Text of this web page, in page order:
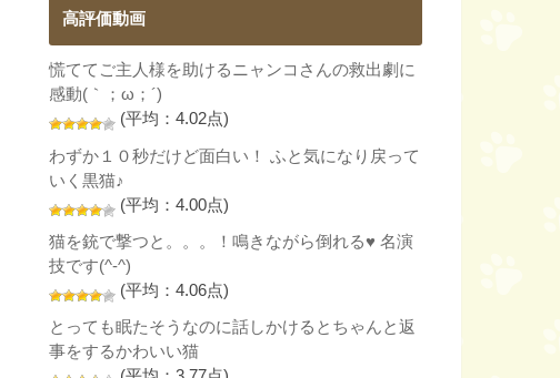
高評価動画
慌ててご主人様を助けるニャンコさんの救出劇に
感動(｀；ω；´)
(平均：4.02点)
わずか１０秒だけど面白い！ ふと気になり戻って
いく黒猫♪
(平均：4.00点)
猫を銃で撃つと。。。！鳴きながら倒れる♥ 名演
技です(^-^)
(平均：4.06点)
とっても眠たそうなのに話しかけるとちゃんと返
事をするかわいい猫